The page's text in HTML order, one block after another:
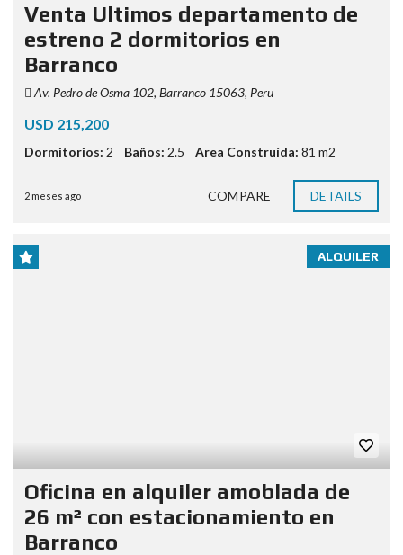
Venta Ultimos departamento de
estreno 2 dormitorios en
Barranco
Av. Pedro de Osma 102, Barranco 15063, Peru
USD 215,200
Dormitorios: 2 Baños: 2.5 Area Construída: 81 m2
2 meses ago COMPARE DETAILS
ALQUILER
Oficina en alquiler amoblada de
26 m² con estacionamiento en
Barranco